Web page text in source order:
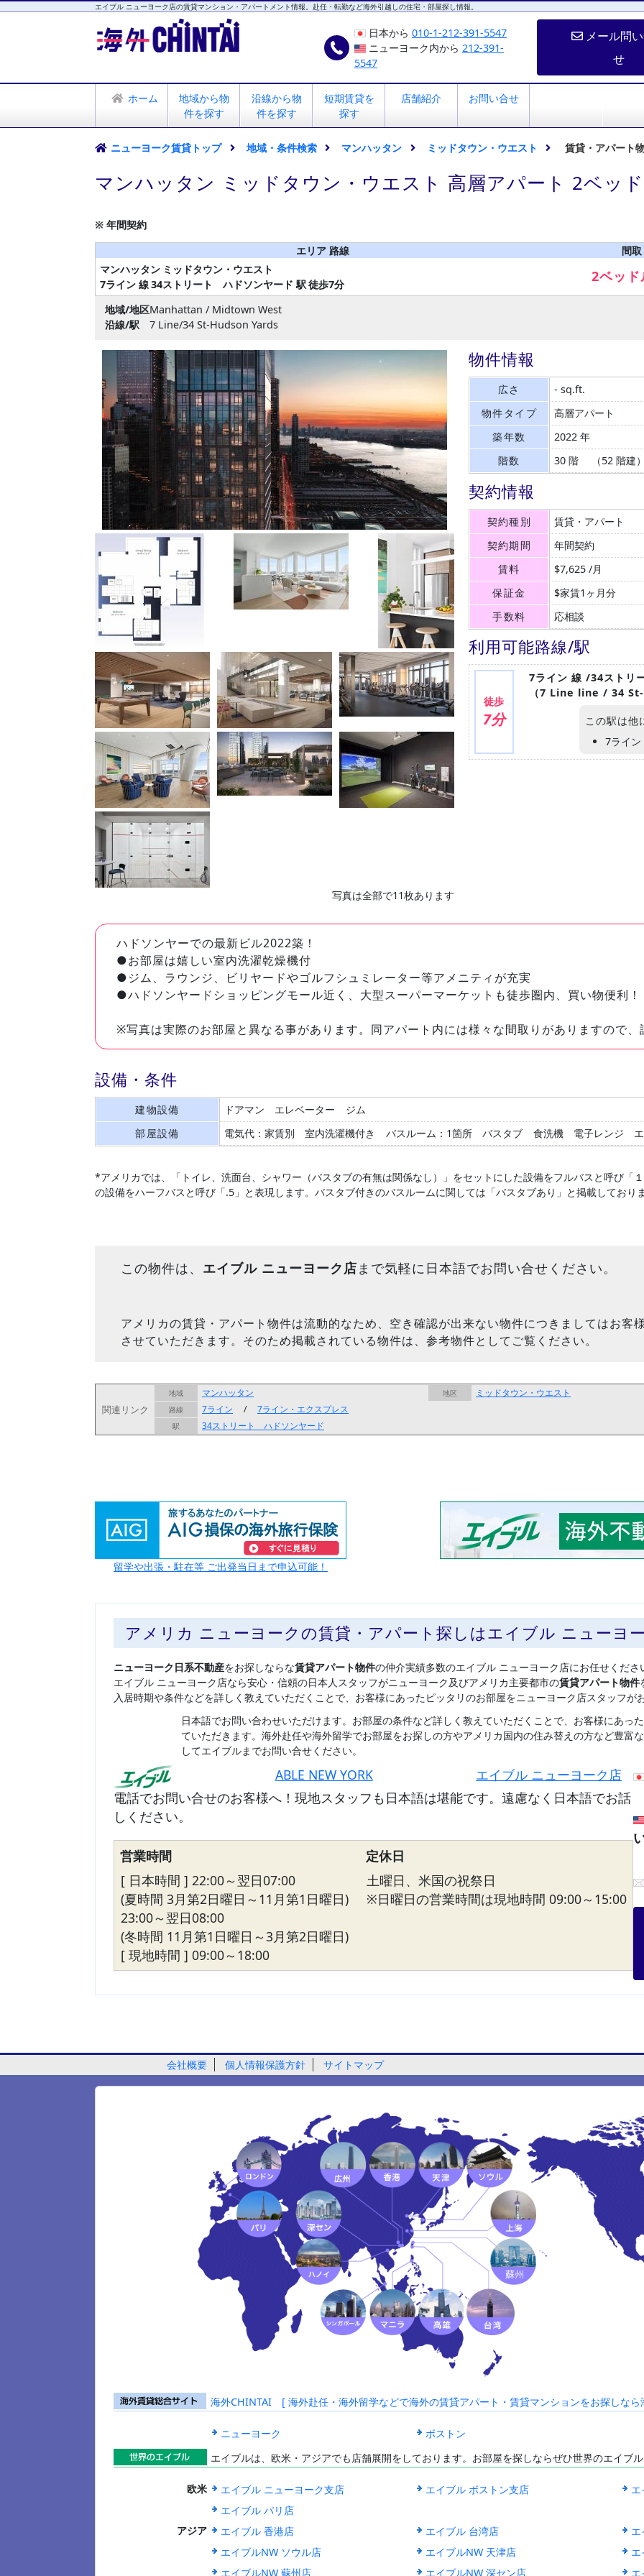
エイブル ニューヨーク店の賃貸マンション・アパートメント情報。赴任・転勤など海外引越しの住宅・部屋探し情報。
日本から010-1-212-391-5547
ニューヨーク内から 212-391-
5547
メール問
せ
ホーム
地域から物
件を探す
沿線から物
件を探す
短期賃貸を
探す
店舗紹介 お問い合せ
ニューヨーク賃貸トップ 地域・条件検索 マンハッタン ミッドタウン・ウエスト 賃貸・アパート
マンハッタン ミッドタウン・ウエスト 高層アパート 2ベッ
※ 年間契約
エリア 路線
間
マンハッタン ミッドタウン・ウエスト
7ライン 線34ストリート ハドソンヤード 駅徒歩7分 2ベッ
地域/地区Manhattan / Midtown West
沿線/駅
7 Line/34 St-Hudson Yards
写真は全部で11枚あります
物件情報
広さ
- sq.ft.
物件タイプ
高層アパート
築年数
2022 年
階数
30 階 （52 階建
契約情報
契約種別
賃貸・アパート
契約期間
年間契約
賃料
$7,625 /月
保証金
$家賃1ヶ月分
手数料
応相談
利用可能路線/駅
徒歩
7分
7ライン 線 /34ストリ
（7 Line line / 34
この駅は他
7ライ
ハドソンヤーでの最新ビル2022築！
●お部屋は嬉しい室内洗濯乾燥機付
●ジム、ラウンジ、ビリヤードやゴルフシュミレーター等アメニティが充実
●ハドソンヤードショッピングモール近く、大型スーパーマーケットも徒歩圏内、買い物便利！
※写真は実際のお部屋と異なる事があります。同アパート内には様々な間取りがありますので
設備・条件
建物設備 ドアマン エレベーター
ジム
部屋設備
電気代：家賃別 室内洗濯機付き バスルーム：1箇所 バスタブ 食洗機 電子レンジ
*アメリカでは、「トイレ、洗面台、シャワー（バスタブの有無は関係なし）」をセットにした設備をフルバスと呼び「
の設備をハーフバスと呼び「.5」と表現します。バスタブ付きのバスルームに関しては「バスタブあり」と掲載しており
この物件は、 エイブル ニューヨーク店 まで気軽に日本語でお問い合せください。
アメリカの賃貸・アパート物件は流動的なため、空き確認が出来ない物件につきましてはお客
させていただきます。そのため掲載されている物件は、参考物件としてご覧ください。
関連リンク
地域 マンハッタン 地区 ミッドタウン・ウエスト
路線 7ライン / 7ライン・エクスプレス
駅 34ストリート ハドソンヤード
留学や出張・駐在等 ご出発当日まで申込可能！
アメリカ ニューヨークの賃貸・アパート探しはエイブル ニューヨ
ニューヨーク日系不動産をお探しならな賃貸アパート物件の仲介実績多数のエイブル ニューヨーク店にお任せくださ
エイブル ニューヨーク店なら安心・信頼の日本人スタッフがニューヨーク及びアメリカ主要都市の賃貸アパート物件
入居時期や条件などを詳しく教えていただくことで、お客様にあったピッタリのお部屋をニューヨーク店スタッフが
日本語でお問い合わせいただけます。お部屋の条件など詳しく教えていただくことで、お客様にあっ
ていただきます。海外赴任や海外留学でお部屋をお探しの方やアメリカ国内の住み替えの方など豊富
してエイブルまでお問い合せください。
ABLE NEW YORK
エイブル ニューヨーク店
電話でお問い合せのお客様へ！現地スタッフも日本語は堪能です。遠慮なく日本語でお話
しください。
営業時間
定休日
[ 日本時間 ] 22:00～翌日07:00
(夏時間 3月第2日曜日～11月第1日曜日)
23:00～翌日08:00
(冬時間 11月第1日曜日～3月第2日曜日)
[ 現地時間 ] 09:00～18:00
土曜日、米国の祝祭日
※日曜日の営業時間は現地時間 09:00～15:00
会社概要 個人情報保護方針 サイトマップ
海外賃貸総合
海外CHINTAI [ 海外赴任・海外留学などで海外の賃貸アパート・賃貸マンションをお探しな
ニューヨーク ボストン
世界のエイブ
エイブルは、欧米・アジアでも店舗展開をしております。お部屋を探しならぜひ世界のエイブ
欧米 エイブル ニューヨーク支店 エイブル ボストン支店
エイブル パリ店
アジア エイブル 香港店 エイブル 台湾店
エイブルNW ソウル店
エイブルNW 天津店
エイブルNW 蘇州店
エイブルNW 深セン店